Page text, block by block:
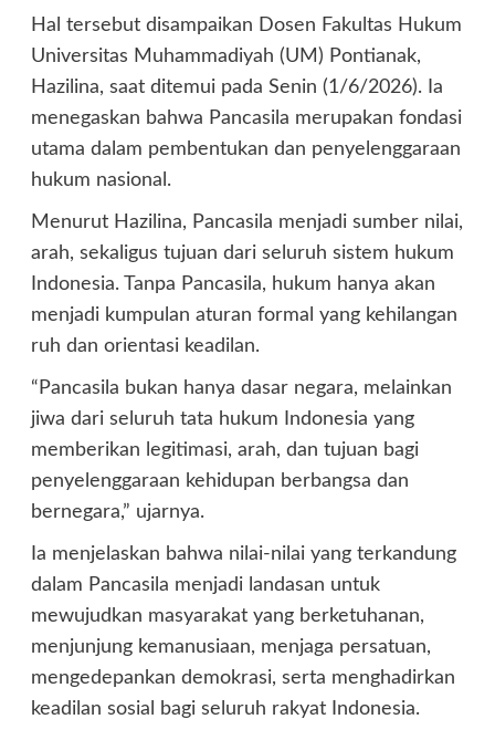
Hal tersebut disampaikan Dosen Fakultas Hukum
Universitas Muhammadiyah (UM) Pontianak,
Hazilina, saat ditemui pada Senin (1/6/2026). Ia
menegaskan bahwa Pancasila merupakan fondasi
utama dalam pembentukan dan penyelenggaraan
hukum nasional.
Menurut Hazilina, Pancasila menjadi sumber nilai,
arah, sekaligus tujuan dari seluruh sistem hukum
Indonesia. Tanpa Pancasila, hukum hanya akan
menjadi kumpulan aturan formal yang kehilangan
ruh dan orientasi keadilan.
“Pancasila bukan hanya dasar negara, melainkan
jiwa dari seluruh tata hukum Indonesia yang
memberikan legitimasi, arah, dan tujuan bagi
penyelenggaraan kehidupan berbangsa dan
bernegara,” ujarnya.
Ia menjelaskan bahwa nilai-nilai yang terkandung
dalam Pancasila menjadi landasan untuk
mewujudkan masyarakat yang berketuhanan,
menjunjung kemanusiaan, menjaga persatuan,
mengedepankan demokrasi, serta menghadirkan
keadilan sosial bagi seluruh rakyat Indonesia.